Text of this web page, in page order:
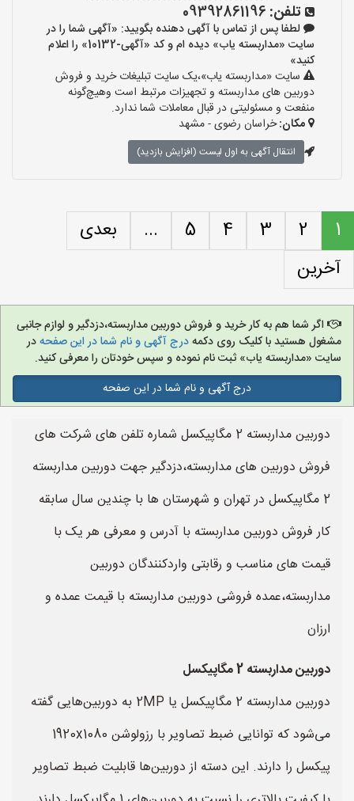
تلفن: 09392861196
لطفا پس از تماس با آگهی دهنده بگویید: «آگهی شما را در
سایت «مداربسته یاب» دیده ام و کد «آگهی-10132» را اعلام
کنید»
سایت «مداربسته یاب»،یک سایت تبلیغات خرید و فروش
دوربین های مداربسته و تجهیزات مرتبط است وهیچ‌گونه
منفعت و مسئولیتی در قبال معاملات شما ندارد.
مکان:خراسان رضوی - مشهد
انتقال آگهی به اول لیست (افزایش بازدید)
1
2
3
4
5
...
بعدی
آخرین
اگر شما هم به کار خرید و فروش دوربین مداربسته،دزدگیر و لوازم جانبی
مشغول هستید با کلیک روی دکمهدرج آگهی و نام شما در این صفحهدر
سایت «مداربسته یاب» ثبت نام نموده و سپس خودتان را معرفی کنید.
درج آگهی و نام شما در این صفحه
دوربین مداربسته 2 مگاپیکسل شماره تلفن های شرکت های
فروش دوربین های مداربسته،دزدگیر جهت دوربین مداربسته
2 مگاپیکسل در تهران و شهرستان ها با چندین سال سابقه
کار فروش دوربین مداربسته با آدرس و معرفی هر یک با
قیمت های مناسب و رقابتی واردکنندگان دوربین
مداربسته،عمده فروشی دوربین مداربسته با قیمت عمده و
ارزان
دوربین مداربسته 2 مگاپیکسل
دوربین مداربسته 2 مگاپیکسل یا 2MP به دوربین‌هایی گفته
می‌شود که توانایی ضبط تصاویر با رزولوشن 1920x1080
پیکسل را دارند. این دسته از دوربین‌ها قابلیت ضبط تصاویر